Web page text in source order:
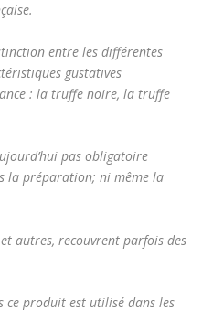
entre les différentes
gustatives
: la truffe noire, la truffe
pas obligatoire
la préparation; ni même la
autres, recouvrent parfois des
produit est utilisé dans les